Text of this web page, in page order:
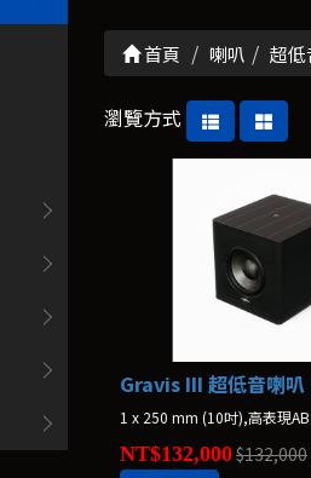
首頁 喇叭 超低
瀏覽方式
Gravis III 超低音喇
1 x 250 mm (10吋),高表現
NT$132,000$132,000